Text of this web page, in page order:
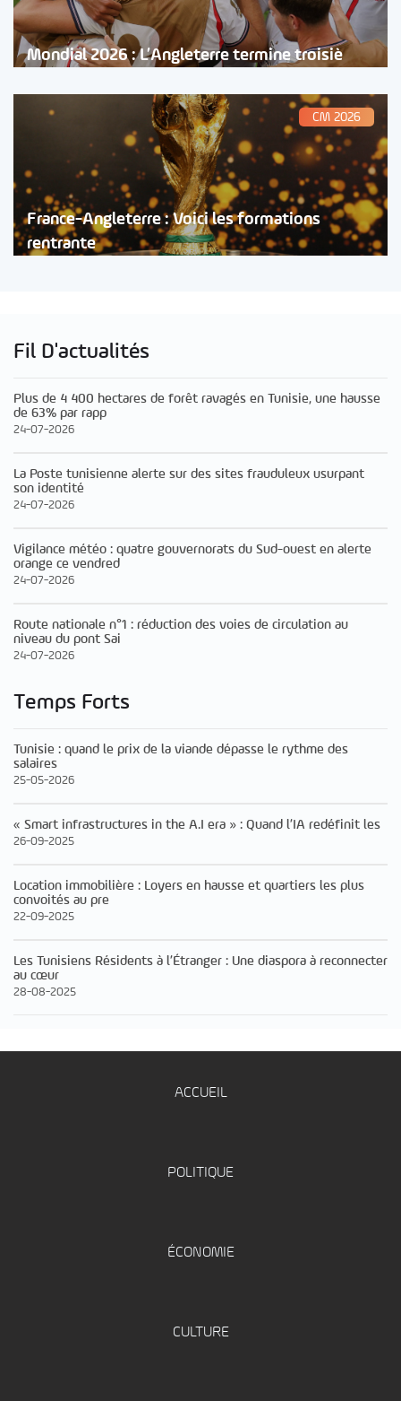
Mondial 2026 : L’Angleterre termine troisiè
CM 2026
France-Angleterre : Voici les formations
rentrante
Fil D'actualités
Plus de 4 400 hectares de forêt ravagés en Tunisie, une hausse
de 63% par rapp
24-07-2026
La Poste tunisienne alerte sur des sites frauduleux usurpant
son identité
24-07-2026
Vigilance météo : quatre gouvernorats du Sud-ouest en alerte
orange ce vendred
24-07-2026
Route nationale n°1 : réduction des voies de circulation au
niveau du pont Sai
24-07-2026
Temps Forts
Tunisie : quand le prix de la viande dépasse le rythme des
salaires
25-05-2026
« Smart infrastructures in the A.I era » : Quand l’IA redéfinit les
26-09-2025
Location immobilière : Loyers en hausse et quartiers les plus
convoités au pre
22-09-2025
Les Tunisiens Résidents à l’Étranger : Une diaspora à reconnecter
au cœur
28-08-2025
ACCUEIL
POLITIQUE
ÉCONOMIE
CULTURE